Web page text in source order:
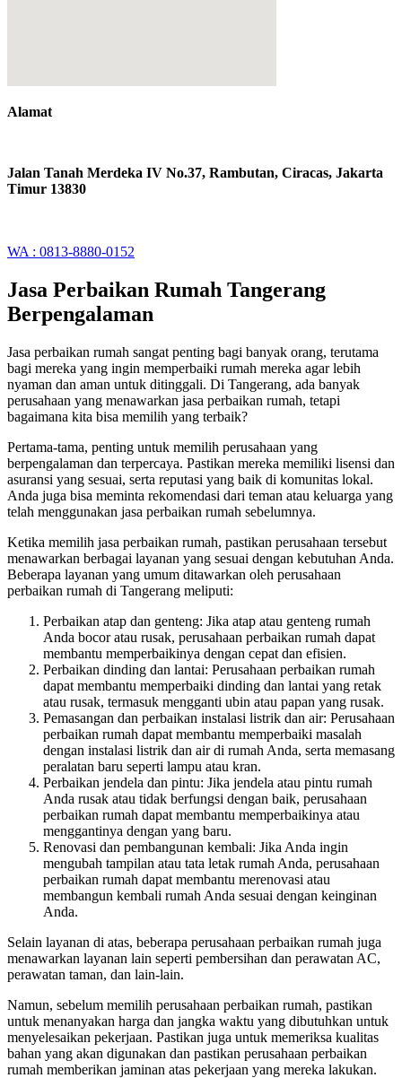
Alamat
Jalan Tanah Merdeka IV No.37, Rambutan, Ciracas, Jakarta
Timur 13830
WA : 0813-8880-0152
Jasa Perbaikan Rumah Tangerang
Berpengalaman
Jasa perbaikan rumah sangat penting bagi banyak orang, terutama
bagi mereka yang ingin memperbaiki rumah mereka agar lebih
nyaman dan aman untuk ditinggali. Di Tangerang, ada banyak
perusahaan yang menawarkan jasa perbaikan rumah, tetapi
bagaimana kita bisa memilih yang terbaik?
Pertama-tama, penting untuk memilih perusahaan yang
berpengalaman dan terpercaya. Pastikan mereka memiliki lisensi dan
asuransi yang sesuai, serta reputasi yang baik di komunitas lokal.
Anda juga bisa meminta rekomendasi dari teman atau keluarga yang
telah menggunakan jasa perbaikan rumah sebelumnya.
Ketika memilih jasa perbaikan rumah, pastikan perusahaan tersebut
menawarkan berbagai layanan yang sesuai dengan kebutuhan Anda.
Beberapa layanan yang umum ditawarkan oleh perusahaan
perbaikan rumah di Tangerang meliputi:
Perbaikan atap dan genteng: Jika atap atau genteng rumah
Anda bocor atau rusak, perusahaan perbaikan rumah dapat
membantu memperbaikinya dengan cepat dan efisien.
Perbaikan dinding dan lantai: Perusahaan perbaikan rumah
dapat membantu memperbaiki dinding dan lantai yang retak
atau rusak, termasuk mengganti ubin atau papan yang rusak.
Pemasangan dan perbaikan instalasi listrik dan air: Perusahaan
perbaikan rumah dapat membantu memperbaiki masalah
dengan instalasi listrik dan air di rumah Anda, serta memasang
peralatan baru seperti lampu atau kran.
Perbaikan jendela dan pintu: Jika jendela atau pintu rumah
Anda rusak atau tidak berfungsi dengan baik, perusahaan
perbaikan rumah dapat membantu memperbaikinya atau
menggantinya dengan yang baru.
Renovasi dan pembangunan kembali: Jika Anda ingin
mengubah tampilan atau tata letak rumah Anda, perusahaan
perbaikan rumah dapat membantu merenovasi atau
membangun kembali rumah Anda sesuai dengan keinginan
Anda.
Selain layanan di atas, beberapa perusahaan perbaikan rumah juga
menawarkan layanan lain seperti pembersihan dan perawatan AC,
perawatan taman, dan lain-lain.
Namun, sebelum memilih perusahaan perbaikan rumah, pastikan
untuk menanyakan harga dan jangka waktu yang dibutuhkan untuk
menyelesaikan pekerjaan. Pastikan juga untuk memeriksa kualitas
bahan yang akan digunakan dan pastikan perusahaan perbaikan
rumah memberikan jaminan atas pekerjaan yang mereka lakukan.